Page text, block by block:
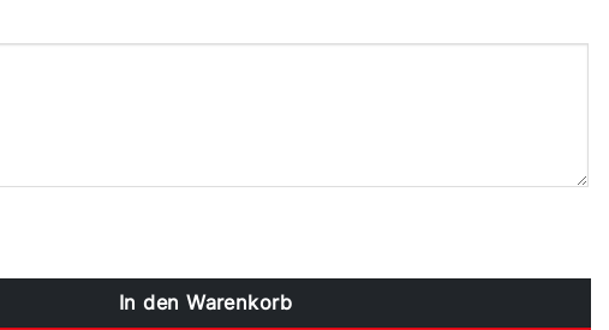
(beidseitig) Festverglasung Fenster Fest im Rahmen Menge
In den Warenkorb